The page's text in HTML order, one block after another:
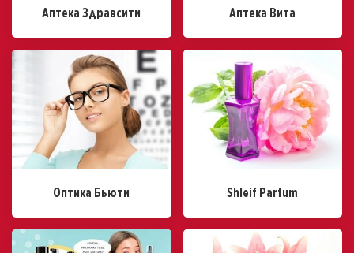
Аптека Здравсити Аптека Вита
Оптика Бьюти Shleif Parfum